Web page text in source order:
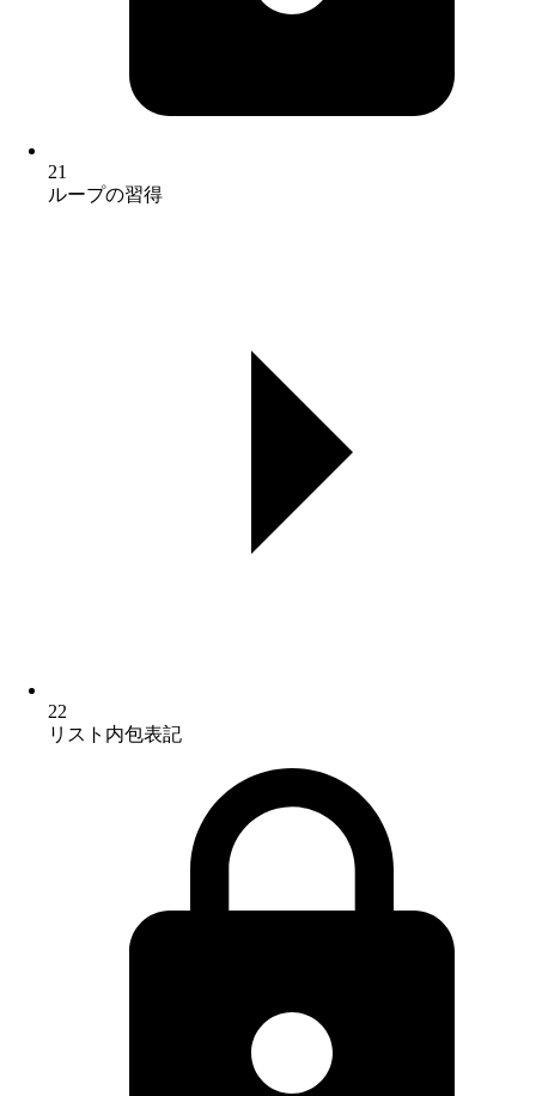
21
ループの習得
22
リスト内包表記